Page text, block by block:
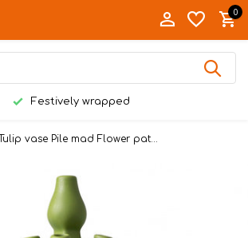
0
Festively wrapped
Tulip vase Pile mad Flower pat...